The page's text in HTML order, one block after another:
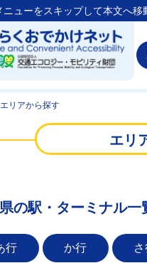
ニューをスキップして本文へ
エリアから探す
エリ
の駅・ターミナル一
行 か行